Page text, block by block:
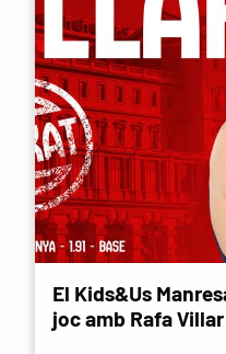
El Kids&Us
joc amb Rafa Villar